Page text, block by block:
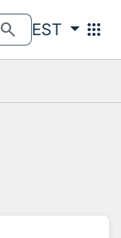
search EST apps